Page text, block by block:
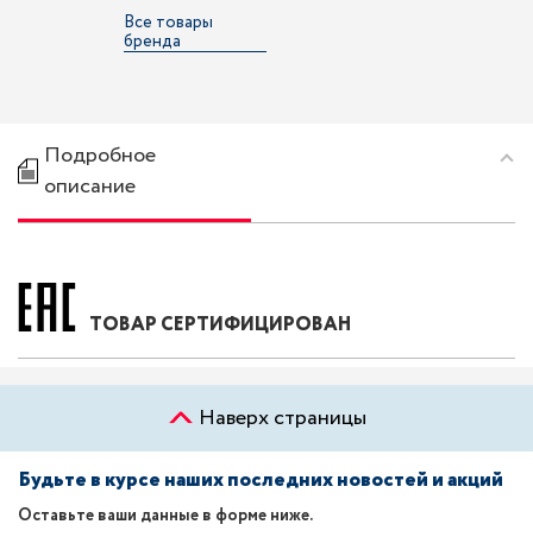
Все товары
бренда
Подробное
описание
ТОВАР СЕРТИФИЦИРОВАН
Наверх страницы
Будьте в курсе наших последних новостей и акций
Оставьте ваши данные в форме ниже.